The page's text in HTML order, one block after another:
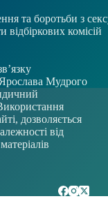
та боротьби з
комісій
Мудрого
дозволяється
від